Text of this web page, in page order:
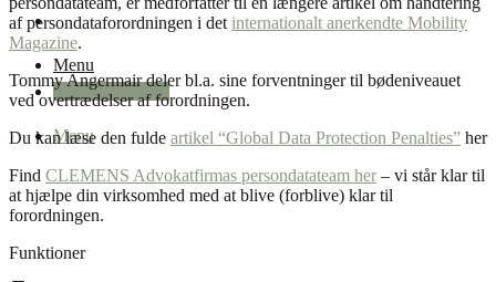
Menu
+45 87 32 12 50
Menu
af persondataforordningen i det internationalt anerkendte Mobility
Magazine.
Tommy Angermair deler bl.a. sine forventninger til bødeniveauet
ved overtrædelser af forordningen.
Du kan læse den fulde artikel “Global Data Protection Penalties” her
Find CLEMENS Advokatfirmas persondatateam her– vi står klar til
at hjælpe din virksomhed med at blive (forblive) klar til
forordningen.
Funktioner